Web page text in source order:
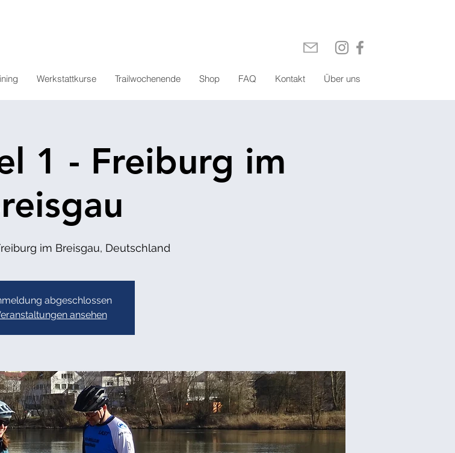
Werkstattkurse Trailwochenende Shop FAQ Kontakt Über uns
1 - Freiburg im
im Breisgau, Deutschland
abgeschlossen
ansehen